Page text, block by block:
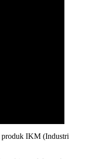
produk IKM (Industri